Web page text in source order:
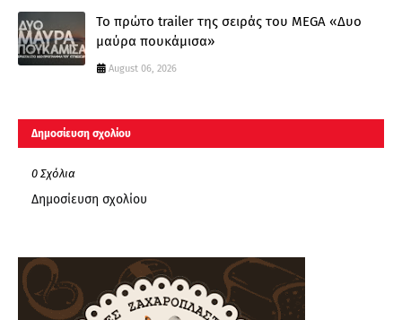
Το πρώτο trailer της σειράς του MEGA «Δυο
μαύρα πουκάμισα»
August 06, 2026
Δημοσίευση σχολίου
0 Σχόλια
Δημοσίευση σχολίου